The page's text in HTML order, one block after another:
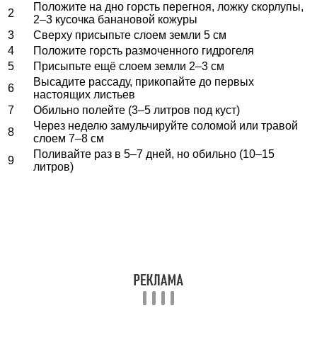
2
Положите на дно горсть перегноя, ложку скорлупы,
2–3 кусочка банановой кожуры
3
Сверху присыпьте слоем земли 5 см
4
Положите горсть размоченного гидрогеля
5
Присыпьте ещё слоем земли 2–3 см
6
Высадите рассаду, прикопайте до первых
настоящих листьев
7
Обильно полейте (3–5 литров под куст)
8
Через неделю замульчируйте соломой или травой
слоем 7–8 см
9
Поливайте раз в 5–7 дней, но обильно (10–15
литров)